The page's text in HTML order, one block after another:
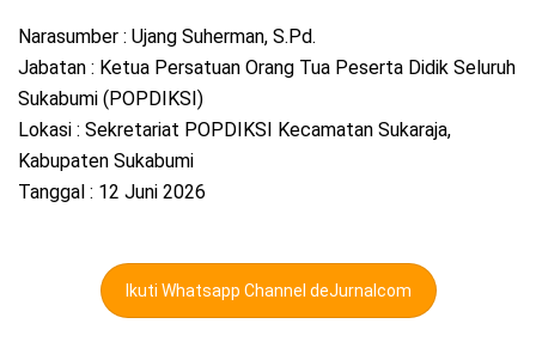
Narasumber : Ujang Suherman, S.Pd.
Jabatan : Ketua Persatuan Orang Tua Peserta Didik Seluruh
Sukabumi (POPDIKSI)
Lokasi : Sekretariat POPDIKSI Kecamatan Sukaraja,
Kabupaten Sukabumi
Tanggal : 12 Juni 2026
Ikuti Whatsapp Channel deJurnalcom